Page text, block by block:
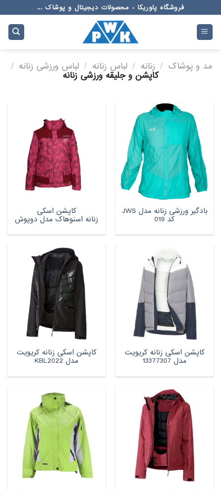
to
content
فروشگاه پاوریکا - محصولات دیجیتال و پوشاک ...
مد و پوشاک / زنانه / لباس زنانه / لباس ورزشی زنانه /
کاپشن و جلیقه ورزشی زنانه
بادگیر ورزشی زنانه مدل JWS
کد 019
کاپشن اسکی
زنانه اسنوهاک مدل دوپوش
کاپشن اسکی زنانه کریویت
مدل 13377307
کاپشن اسکی زنانه کریویت
مدل KBL2022